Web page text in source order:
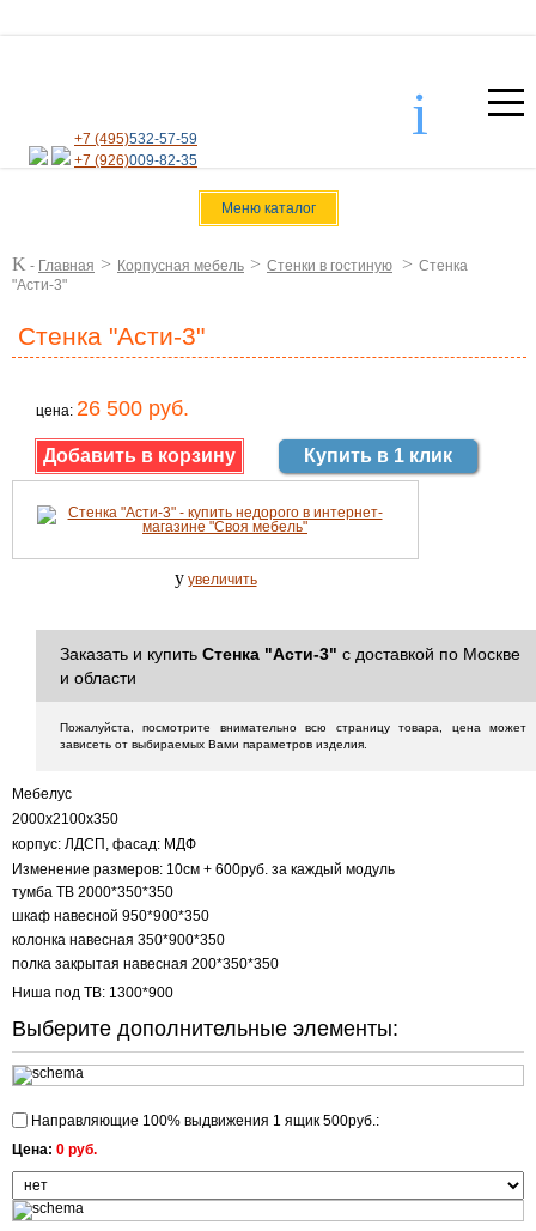
+7 (495)532-57-59
+7 (926)009-82-35
i
Меню каталог
K - Главная > Корпусная мебель > Стенки в гостиную > Стенка
"Асти-3"
Стенка "Асти-3"
цена: 26 500 руб.
Купить в 1 клик
y увеличить
Заказать и купить Стенка "Асти-3" с доставкой по Москве
и области
Пожалуйста, посмотрите внимательно всю страницу товара, цена может
зависеть от выбираемых Вами параметров изделия.
Мебелус
2000х2100х350
корпус: ЛДСП, фасад: МДФ
Изменение размеров: 10см + 600руб. за каждый модуль
тумба ТВ 2000*350*350
шкаф навесной 950*900*350
колонка навесная 350*900*350
полка закрытая навесная 200*350*350
Ниша под ТВ: 1300*900
Выберите дополнительные элементы:
Направляющие 100% выдвижения 1 ящик 500руб.:
Цена: 0 руб.